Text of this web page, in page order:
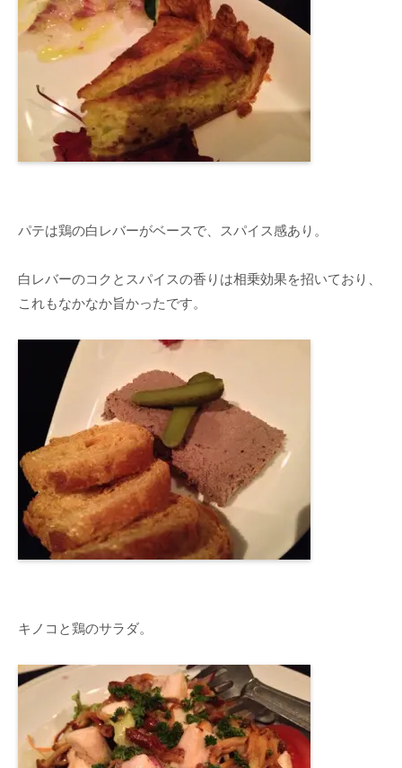
パテは鶏の白レバーがベースで、スパイス感あり。
白レバーのコクとスパイスの香りは相乗効果を招いており、
これもなかなか旨かったです。
キノコと鶏のサラダ。